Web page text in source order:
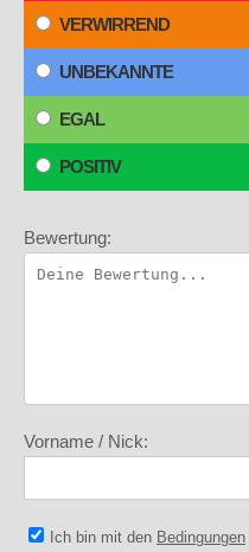
VERWIRREND
UNBEKANNTE
EGAL
POSITIV
Bewertung:
Vorname / Nick:
Ich bin mit den Bedingungen